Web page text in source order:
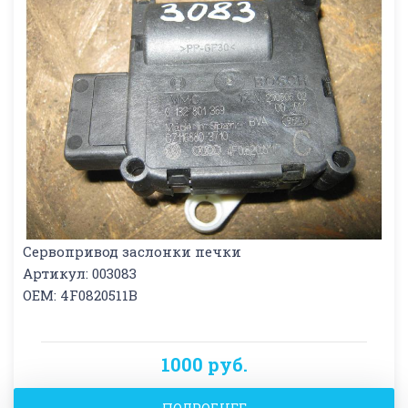
Сервопривод заслонки печки
Артикул: 003083
OEM: 4F0820511B
1000 руб.